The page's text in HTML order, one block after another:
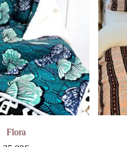
Flora